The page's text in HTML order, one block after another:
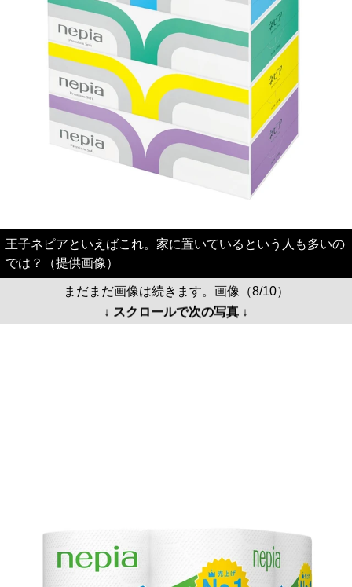
王子ネピアといえばこれ。家に置いているという人も多いの
では？（提供画像）
まだまだ画像は続きます。画像（8/10）
↓ スクロールで次の写真 ↓